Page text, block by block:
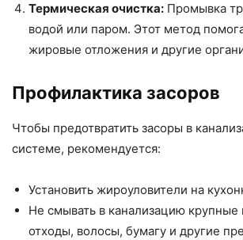
Термическая очистка: Промывка
водой или паром. Этот метод
жировые отложения и другие
Профилактика засоров
Чтобы предотвратить засоры в
системе, рекомендуется:
Установить жироуловители на
Не смывать в канализацию
отходы, волосы, бумагу и другие